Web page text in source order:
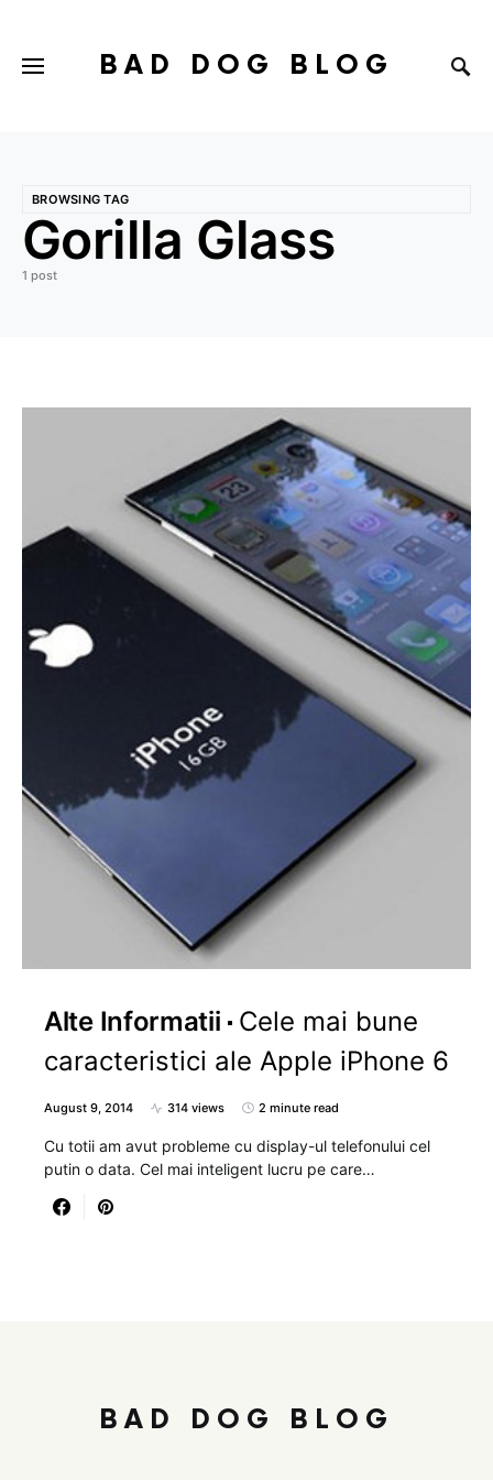
BAD DOG BLOG
BROWSING TAG
Gorilla Glass
1 post
Alte Informatii
Cele mai bune
caracteristici ale Apple iPhone 6
August 9, 2014 314 views 2 minute read
Cu totii am avut probleme cu display-ul telefonului cel
putin o data. Cel mai inteligent lucru pe care…
BAD DOG BLOG